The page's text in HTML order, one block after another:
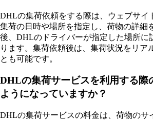
DHLの集荷依頼をする際は、ウェブサイ
集荷の日時や場所を指定し、荷物の詳細
後、DHLのドライバーが指定した場所に
ります。集荷依頼後は、集荷状況をリア
とも可能です。
DHLの集荷サービスを利用する際
ようになっていますか？
DHLの集荷サービスの料金は、荷物のサ